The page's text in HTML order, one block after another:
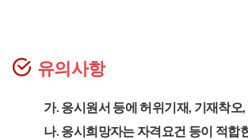
유의사항
가. 응시원서 등에 허위기재, 기재착
나. 응시희망자는 자격요건 등이 적합